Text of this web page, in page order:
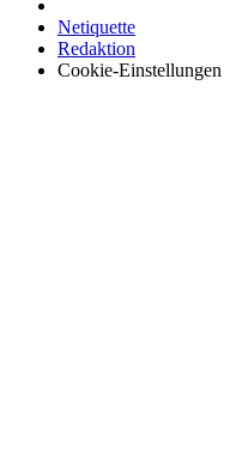
Netiquette
Redaktion
Cookie-Einstellungen